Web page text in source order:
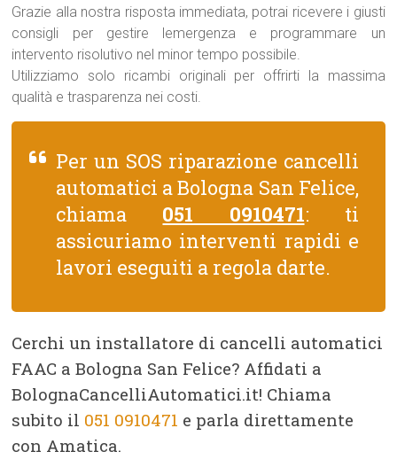
Grazie alla nostra risposta immediata, potrai ricevere i giusti
consigli per gestire lemergenza e programmare un
intervento risolutivo nel minor tempo possibile.
Utilizziamo solo ricambi originali per offrirti la massima
qualità e trasparenza nei costi.
Per un SOS riparazione cancelli
automatici a Bologna San Felice,
chiama 051 0910471: ti
assicuriamo interventi rapidi e
lavori eseguiti a regola darte.
Cerchi un installatore di cancelli automatici
FAAC a Bologna San Felice? Affidati a
BolognaCancelliAutomatici.it! Chiama
subito il 051 0910471 e parla direttamente
con Amatica.